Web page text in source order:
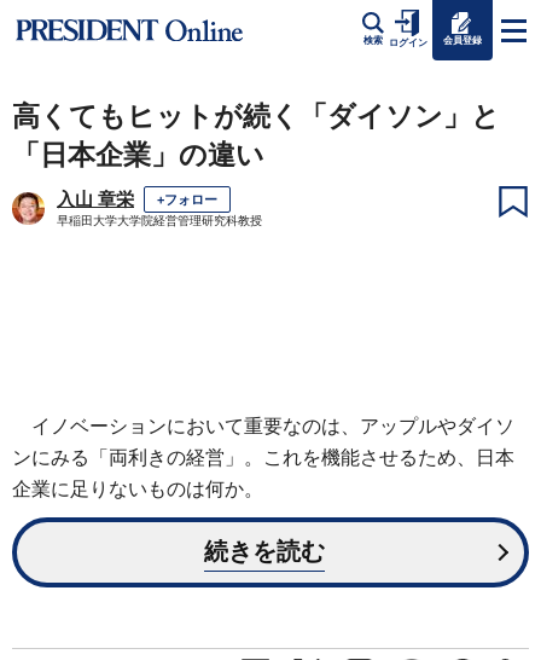
検索 ログイン 会員登録
高くてもヒットが続く「ダイソン」と
「日本企業」の違い
入山 章栄 +フォロー
早稲田大学大学院経営管理研究科教授
イノベーションにおいて重要なのは、アップルやダイソ
ンにみる「両利きの経営」。これを機能させるため、日本
企業に足りないものは何か。
続きを読む